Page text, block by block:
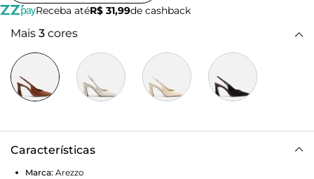
Receba atéR$ 31,99de cashback
Mais 3 cores
Características
Marca: Arezzo